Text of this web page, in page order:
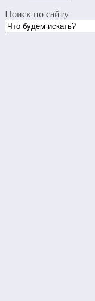
Поиск по сайту